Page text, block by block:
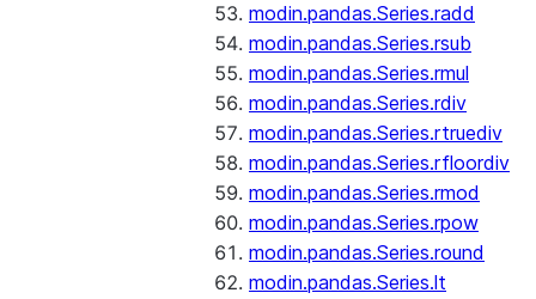
modin.pandas.Series.radd
modin.pandas.Series.rsub
modin.pandas.Series.rmul
modin.pandas.Series.rdiv
modin.pandas.Series.rtruediv
modin.pandas.Series.rfloordiv
modin.pandas.Series.rmod
modin.pandas.Series.rpow
modin.pandas.Series.round
modin.pandas.Series.lt